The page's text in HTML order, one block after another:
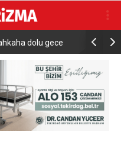
dolu gece